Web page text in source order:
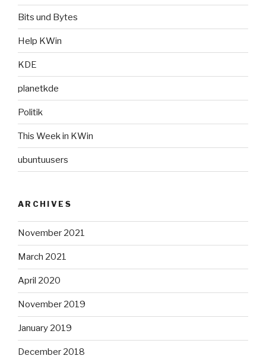
Bits und Bytes
Help KWin
KDE
planetkde
Politik
This Week in KWin
ubuntuusers
ARCHIVES
November 2021
March 2021
April 2020
November 2019
January 2019
December 2018